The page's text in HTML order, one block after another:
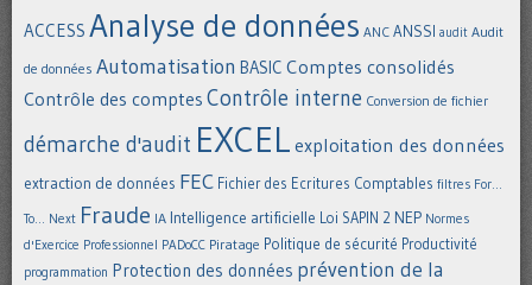
ACCESS Analyse de données ANC ANSSI audit Audit
de données Automatisation BASIC Comptes consolidés
Contrôle des comptes Contrôle interne Conversion de fichier
démarche d'audit EXCEL exploitation des données
extraction de données FEC Fichier des Ecritures Comptables filtres For...
To... Next Fraude IA Intelligence artificielle Loi SAPIN 2 NEP Normes
d'Exercice Professionnel PADoCC Piratage Politique de sécurité Productivité
programmation Protection des données prévention de la